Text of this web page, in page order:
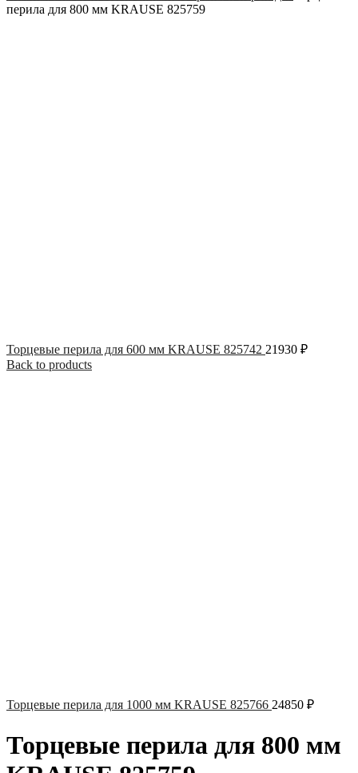
перила для 800 мм KRAUSE 825759
Торцевые перила для 600 мм KRAUSE 825742 21930 ₽
Back to products
Торцевые перила для 1000 мм KRAUSE 825766 24850 ₽
Торцевые перила для 800 мм